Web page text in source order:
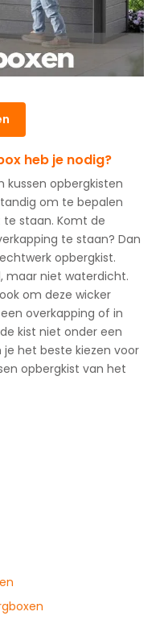
heb je nodig?
kussen opbergkisten
om te bepalen
te staan. Komt de
te staan? Dan
opbergkist.
maar niet waterdicht.
om deze wicker
overkapping of in
kist niet onder een
het beste kiezen voor
opbergkist van het